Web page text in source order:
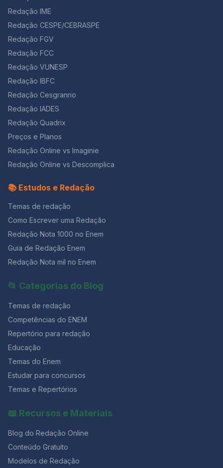
Redação IME
Redação CESPE/CEBRASPE
Redação FGV
Redação FCC
Redação VUNESP
Redação IBFC
Redação Cesgranrio
Redação IADES
Redação Quadrix
Preços e Planos
Redação Online vs Imaginie
Redação Online vs Descomplica
📚 Estudos e Redação
Temas de redação
Como Escrever uma Redação
Redação Nota 1000 no Enem
Guia de Redação Enem
Redação Nota mil no Enem
📂 Categorias do Blog
Temas de redação
Competências do ENEM
Repertório para redação
Educação
Temas do Enem
Estudar para concursos
Temas e Repertórios
📖 Recursos e Materiais
Blog do Redação Online
Conteúdo Gratuito
Modelos de Redação